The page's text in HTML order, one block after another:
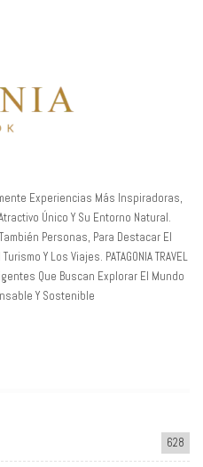
Experiencias Más Inspiradoras,
Único Y Su Entorno Natural.
Personas, Para Destacar El
Y Los Viajes. PATAGONIA TRAVEL
Que Buscan Explorar El Mundo
Y Sostenible
628